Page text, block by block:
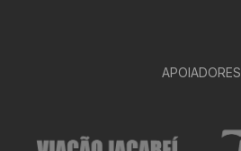
APOIADORES